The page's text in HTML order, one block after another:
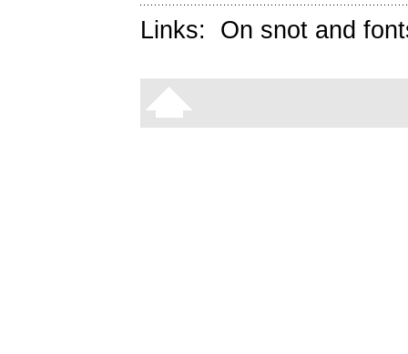
Links: On snot and